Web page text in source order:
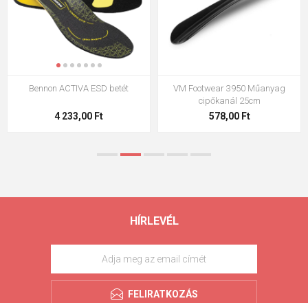
Bennon ACTIVA ESD betét
4 233,00 Ft
VM Footwear 3950 Műanyag
cipőkanál 25cm
578,00 Ft
HÍRLEVÉL
FELIRATKOZÁS